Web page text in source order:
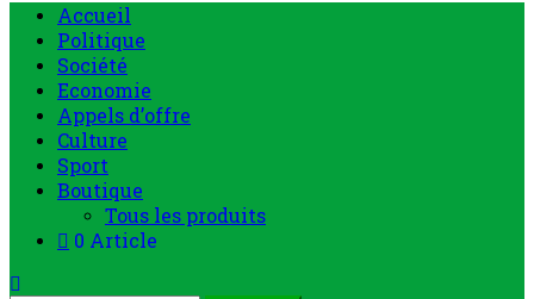
Accueil
Politique
Société
Economie
Appels d’offre
Culture
Sport
Boutique
Tous les produits
0 Article